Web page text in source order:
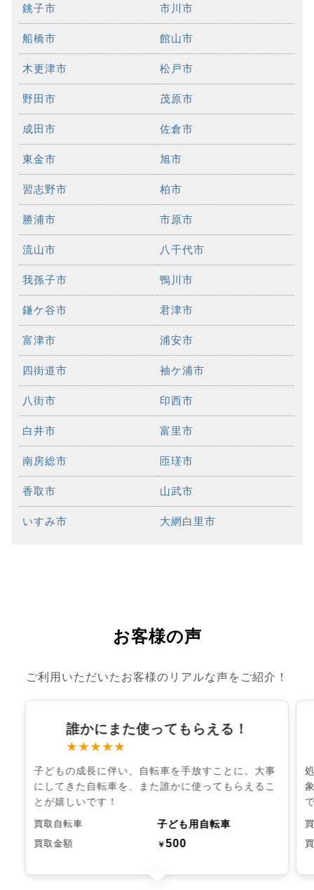
銚子市 市川市
船橋市 館山市
木更津市 松戸市
野田市 茂原市
成田市 佐倉市
東金市 旭市
習志野市 柏市
勝浦市 市原市
流山市 八千代市
我孫子市 鴨川市
鎌ケ谷市 君津市
富津市 浦安市
四街道市 袖ケ浦市
八街市 印西市
白井市 富里市
南房総市 匝瑳市
香取市 山武市
いすみ市 大網白里市
お客様の声
ご利用いただいたお客様のリアルな声をご紹介！
誰かにまた使ってもらえる！
★★★★★
子どもの成長に伴い、自転車を手放すことに。大事
にしてきた自転車を、また誰かに使ってもらえるこ
とが嬉しいです！
買取自転車 子ども用自転車
買取金額 ￥500